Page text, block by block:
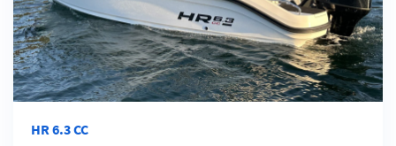
HR 6.3 CC